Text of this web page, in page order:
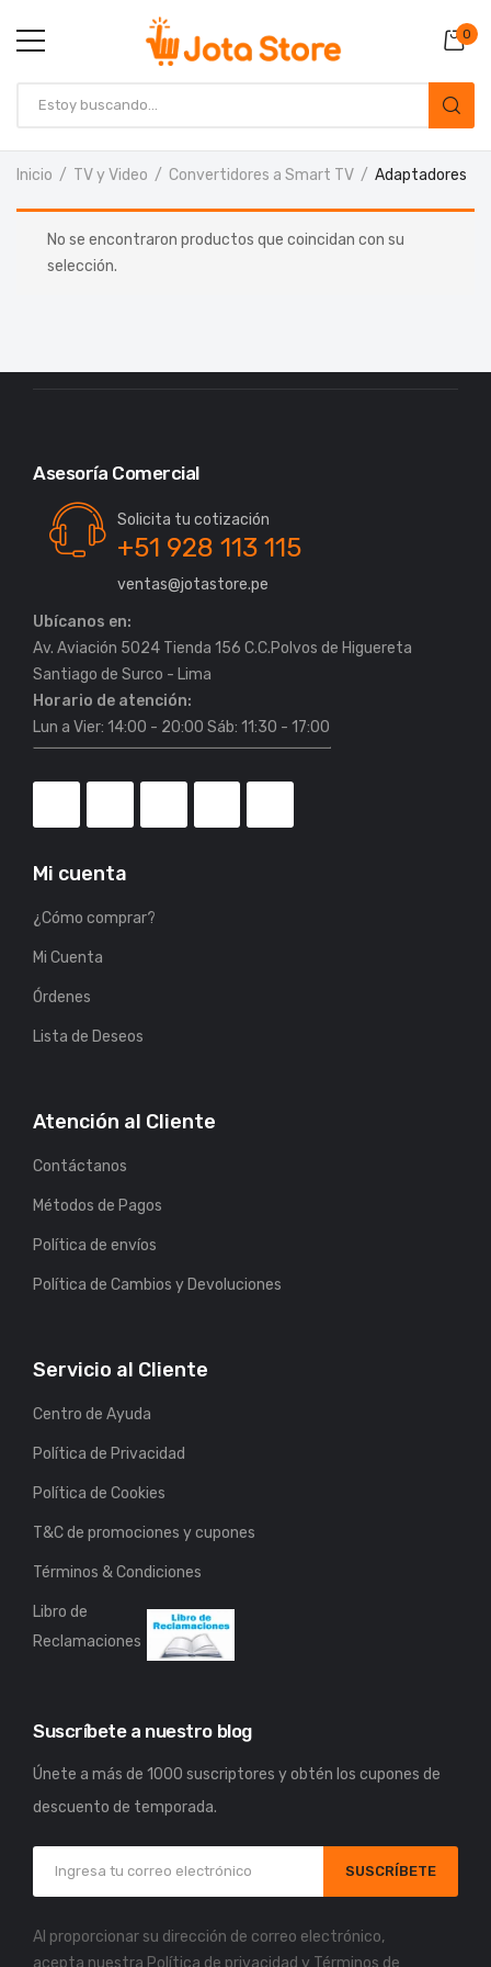
0
Inicio TV y Video Convertidores a Smart TV Adaptadores
No se encontraron productos que coincidan con su
selección.
Asesoría Comercial
Solicita tu cotización
+51 928 113 115
ventas@jotastore.pe
Ubícanos en:
Av. Aviación 5024 Tienda 156 C.C.Polvos de Higuereta
Horario de atención:
Lun a Vier: 14:00 - 20:00 Sáb: 11:30 - 17:00
Mi cuenta
¿Cómo comprar?
Mi Cuenta
Órdenes
Lista de Deseos
Atención al Cliente
Contáctanos
Métodos de Pagos
Política de envíos
Política de Cambios y Devoluciones
Servicio al Cliente
Centro de Ayuda
Política de Privacidad
Política de Cookies
T&C de promociones y cupones
Términos & Condiciones
Libro de
Reclamaciones
Suscríbete a nuestro blog
Únete a más de 1000 suscriptores y obtén los cupones de
descuento de temporada.
SUSCRÍBETE
Al proporcionar su dirección de correo electrónico,
acepta nuestra Política de privacidad y Términos de